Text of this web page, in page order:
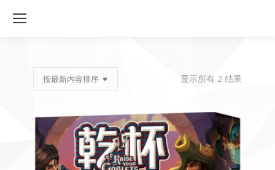
显示所有 2 结果